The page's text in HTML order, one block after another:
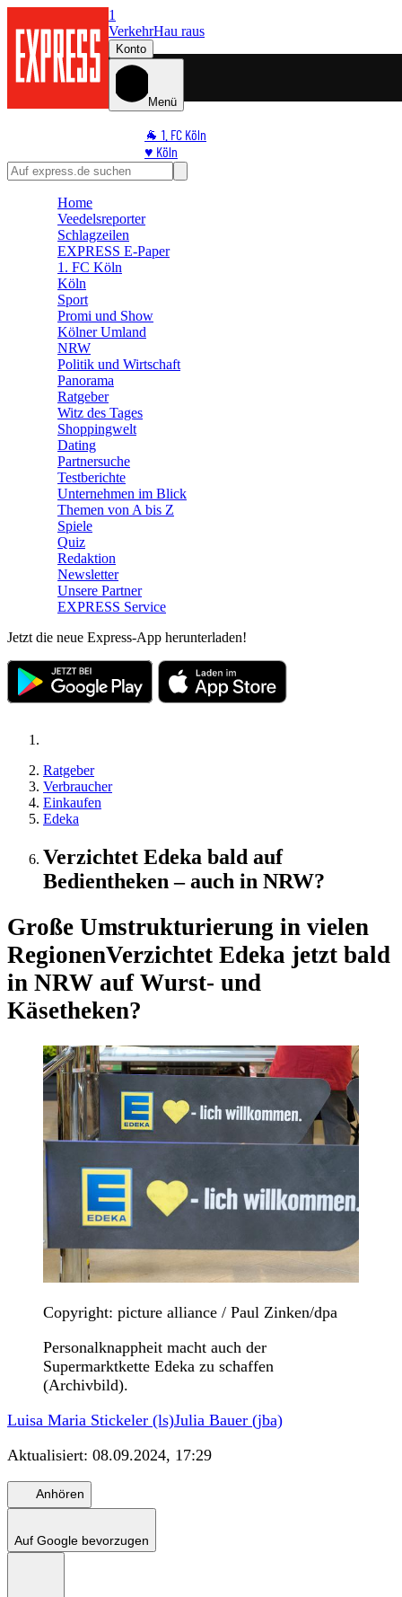
1
VerkehrHau raus
Konto
Menü
🐐 1. FC Köln
♥️ Köln
⭐ Promi
🛒 Shoppingwelt
Home
Veedelsreporter
Schlagzeilen
EXPRESS E-Paper
1. FC Köln
Köln
Sport
Promi und Show
Kölner Umland
NRW
Politik und Wirtschaft
Panorama
Ratgeber
Witz des Tages
Shoppingwelt
Dating
Partnersuche
Testberichte
Unternehmen im Blick
Themen von A bis Z
Spiele
Quiz
Redaktion
Newsletter
Unsere Partner
EXPRESS Service
Jetzt die neue Express-App herunterladen!
Ratgeber
Verbraucher
Einkaufen
Edeka
Verzichtet Edeka bald auf
Bedientheken – auch in NRW?
Große Umstrukturierung in vielen
RegionenVerzichtet Edeka jetzt bald
in NRW auf Wurst- und
Käsetheken?
Copyright: picture alliance / Paul Zinken/dpa
Personalknappheit macht auch der
Supermarktkette Edeka zu schaffen
(Archivbild).
Luisa Maria Stickeler (ls)Julia Bauer (jba)
Aktualisiert: 08.09.2024, 17:29
Anhören
Auf Google bevorzugen